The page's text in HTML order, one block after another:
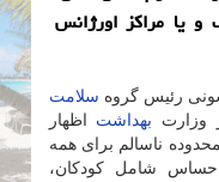
یا مراكز اورژانس
رئیس گروه سلامت
وزارت بهداشت اظهار
ناسالم برای همه
شامل كودكان،